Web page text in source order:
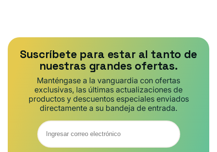
Suscríbete para estar al tanto de
nuestras grandes ofertas.
Manténgase a la vanguardia con ofertas
exclusivas, las últimas actualizaciones de
productos y descuentos especiales enviados
directamente a su bandeja de entrada.